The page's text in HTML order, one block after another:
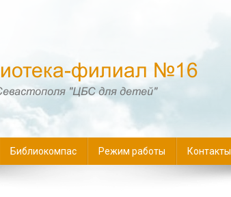
Библиокомпас Режим работы Контакты